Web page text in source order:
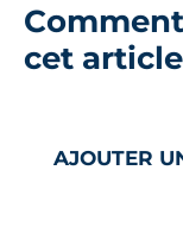
cet
AJOUTER